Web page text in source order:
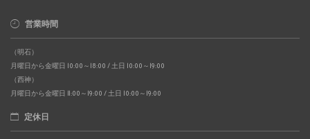
営業時間
（明石）
月曜日から金曜日 10:00～18:00 / 土日 10:00～19:00
（西神）
月曜日から金曜日 11:00～19:00 / 土日 10:00～19:00
定休日